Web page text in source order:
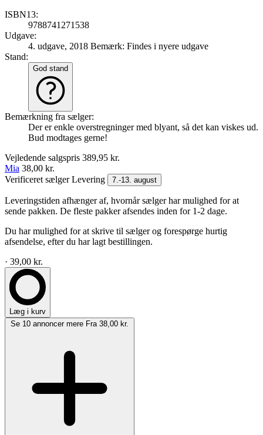
ISBN13:
9788741271538
Udgave:
4. udgave, 2018 Bemærk: Findes i nyere udgave
Stand:
God stand
Bemærkning fra sælger:
Der er enkle overstregninger med blyant, så det kan viskes ud.
Bud modtages gerne!
Vejledende salgspris 389,95 kr.
Mia 38,00 kr.
Verificeret sælgerLevering 7.-13. august
Leveringstiden afhænger af, hvornår sælger har mulighed for at
sende pakken. De fleste pakker afsendes inden for 1-2 dage.
Du har mulighed for at skrive til sælger og forespørge hurtig
afsendelse, efter du har lagt bestillingen.
· 39,00 kr.
Læg i kurv
Se 10 annoncer mere Fra 38,00 kr.